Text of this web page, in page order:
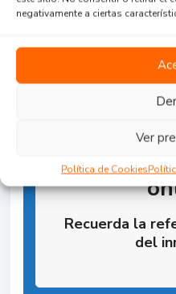
negativamente a ciertas
Ver
Política de Cookies
Reserva
Recuerda la
del